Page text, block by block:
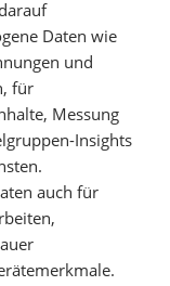
Daten wie
und
für
Messung
Insights
auch für